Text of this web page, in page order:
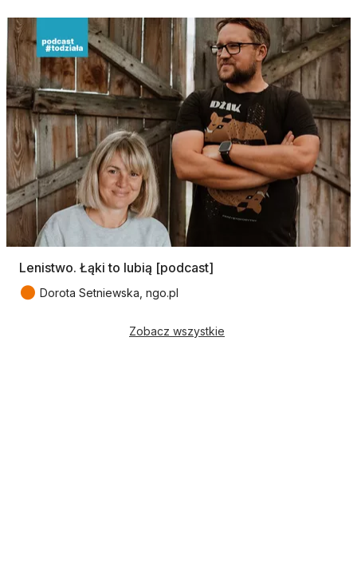
Lenistwo. Łąki to lubią [podcast]
● Dorota Setniewska, ngo.pl
Zobacz wszystkie